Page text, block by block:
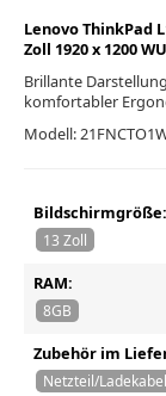
Lenovo ThinkPad
Zoll 1920 x 1200
Brillante
komfortabler
Modell:
Bildschirmgröße:
13 Zoll
RAM:
8GB
Zubehör im
Netzteil/Ladekabel